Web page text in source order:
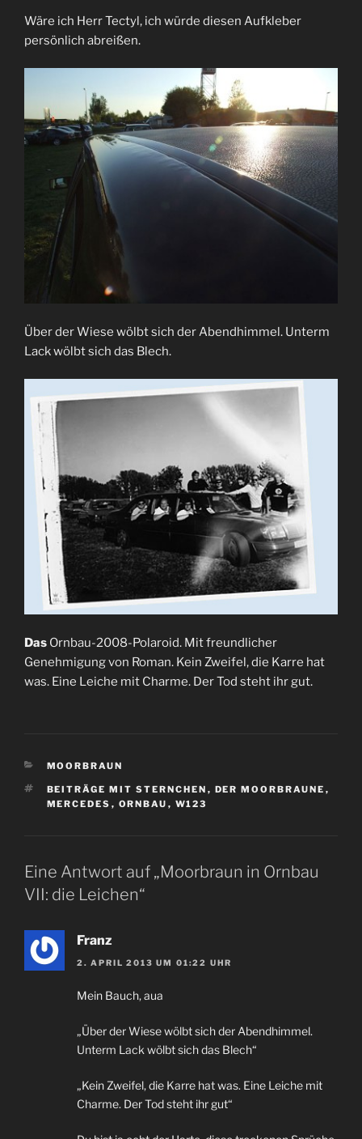
Wäre ich Herr Tectyl, ich würde diesen Aufkleber
persönlich abreißen.
Über der Wiese wölbt sich der Abendhimmel. Unterm
Lack wölbt sich das Blech.
Das Ornbau-2008-Polaroid. Mit freundlicher
Genehmigung von Roman. Kein Zweifel, die Karre hat
was. Eine Leiche mit Charme. Der Tod steht ihr gut.
KATEGORIEN
MOORBRAUN
SCHLAGWÖRTER
BEITRÄGE MIT STERNCHEN , DER MOORBRAUNE ,
MERCEDES , ORNBAU , W123
Eine Antwort auf „Moorbraun in Ornbau
VII: die Leichen“
Franz
2. APRIL 2013 UM 01:22 UHR
Mein Bauch, aua
„Über der Wiese wölbt sich der Abendhimmel.
Unterm Lack wölbt sich das Blech“
„Kein Zweifel, die Karre hat was. Eine Leiche mit
Charme. Der Tod steht ihr gut“